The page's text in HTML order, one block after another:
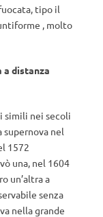
tipo il
, molto
a distanza
simili nei secoli
supernova nel
1572
una, nel 1604
un’altra a
senza
nella grande